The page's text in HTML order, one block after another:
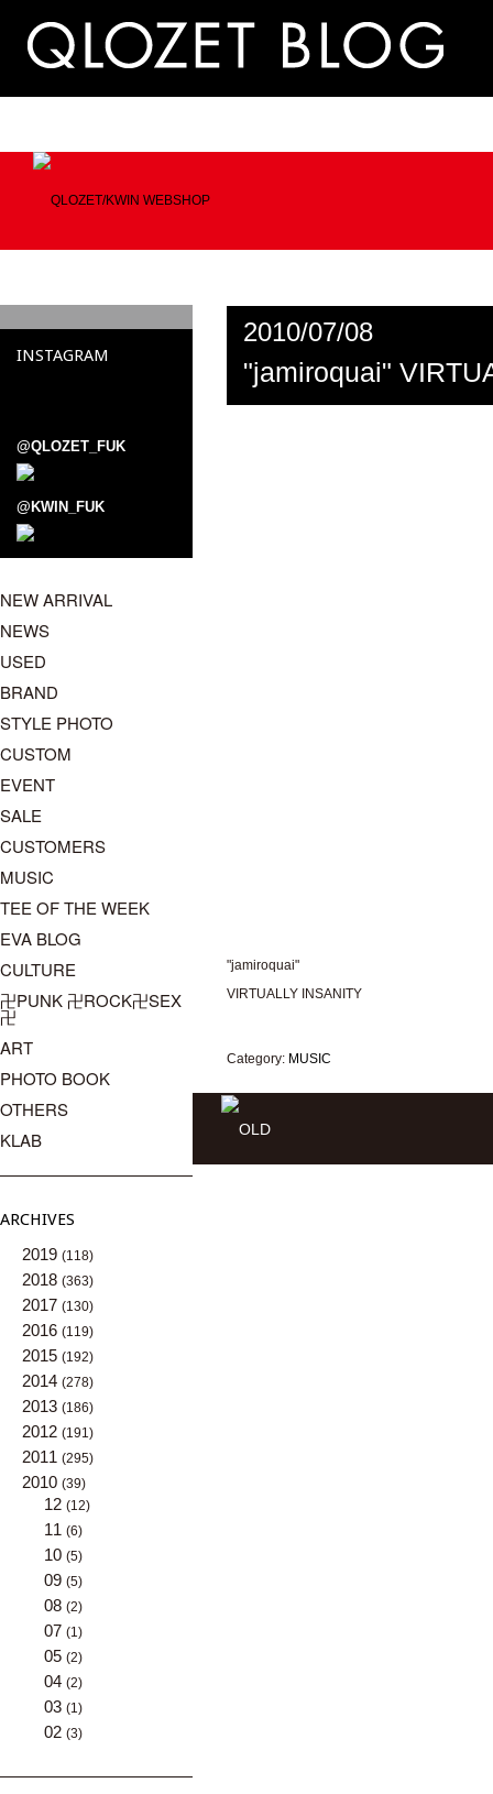
2010/07/08
"jamiroquai"
"jamiroquai"
VIRTUALLY INSANITY
Category: MUSIC
INSTAGRAM
@QLOZET_FUK
@KWIN_FUK
NEW ARRIVAL
NEWS
USED
BRAND
STYLE PHOTO
CUSTOM
EVENT
SALE
CUSTOMERS
MUSIC
TEE OF THE WEEK
EVA BLOG
CULTURE
卍PUNK 卍ROCK卍SEX
卍
ART
PHOTO BOOK
OTHERS
KLAB
ARCHIVES
2019 (118)
2018 (363)
2017 (130)
2016 (119)
2015 (192)
2014 (278)
2013 (186)
2012 (191)
2011 (295)
2010 (39)
12 (12)
11 (6)
10 (5)
09 (5)
08 (2)
07 (1)
05 (2)
04 (2)
03 (1)
02 (3)